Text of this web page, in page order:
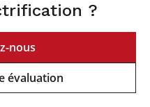
?
nous
évaluation